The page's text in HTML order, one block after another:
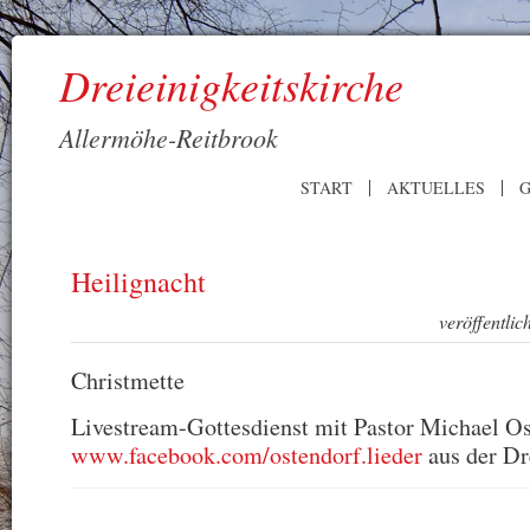
Dreieinigkeitskirche
Allermöhe-Reitbrook
START AKTUELLES
Heilignacht
Christmette
Livestream-Gottesdienst mit Pastor Michael
www.facebook.com/ostendorf.liederaus der